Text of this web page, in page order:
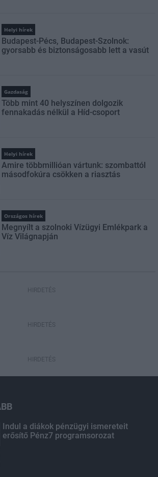
Helyi hírek
Budapest-Pécs, Budapest-Szolnok:
gyorsabb és biztonságosabb lett a vasút
Gazdaság
Több mint 40 helyszínen dolgozik
fennakadás nélkül a Híd-csoport
Helyi hírek
Amire többmillióan vártunk: szombattól
másodfokúra csökken a riasztás
Országos hírek
Megnyílt a szolnoki Vízügyi Emlékpark a
Víz Világnapján
HIRDETÉS
HIRDETÉS
HIRDETÉS
Indul a diákok pénzügyi ismereteit
erősítő Pénz7 programsorozat